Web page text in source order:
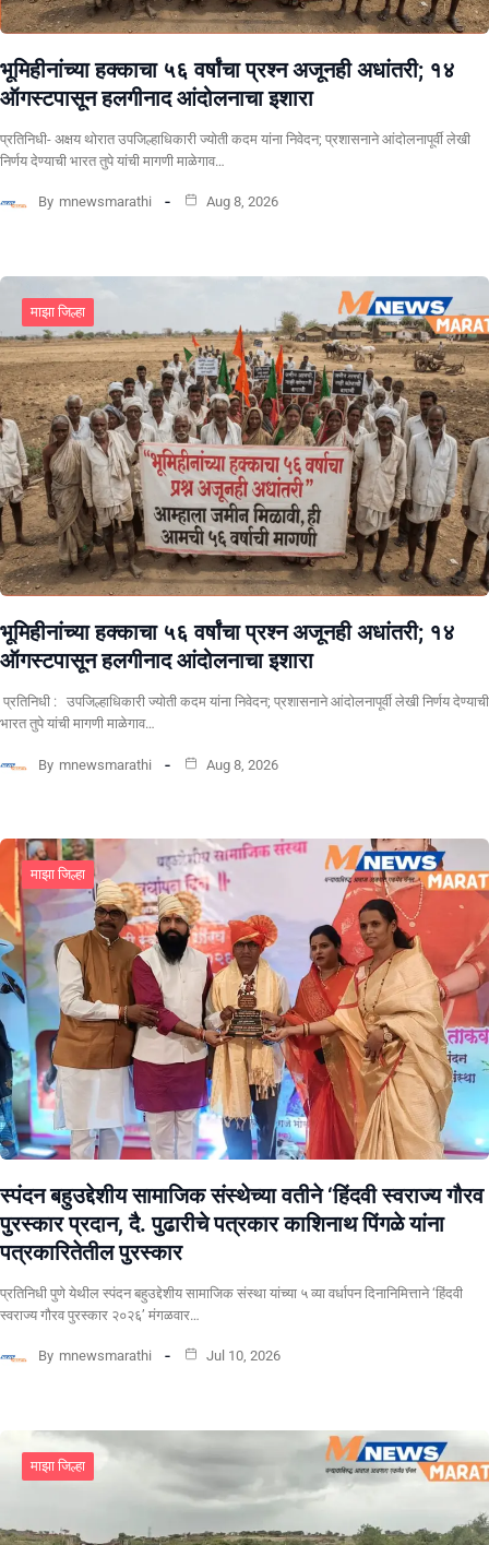
भूमिहीनांच्या हक्काचा ५६ वर्षांचा प्रश्न अजूनही अधांतरी; १४
ऑगस्टपासून हलगीनाद आंदोलनाचा इशारा
प्रतिनिधी- अक्षय थोरात उपजिल्हाधिकारी ज्योती कदम यांना निवेदन; प्रशासनाने आंदोलनापूर्वी लेखी
निर्णय देण्याची भारत तुपे यांची मागणी माळेगाव…
By mnewsmarathi Aug 8, 2026
माझा जिल्हा
भूमिहीनांच्या हक्काचा ५६ वर्षांचा प्रश्न अजूनही अधांतरी; १४
ऑगस्टपासून हलगीनाद आंदोलनाचा इशारा
प्रतिनिधी : उपजिल्हाधिकारी ज्योती कदम यांना निवेदन; प्रशासनाने आंदोलनापूर्वी लेखी निर्णय देण्याची
भारत तुपे यांची मागणी माळेगाव…
By mnewsmarathi Aug 8, 2026
माझा जिल्हा
स्पंदन बहुउद्देशीय सामाजिक संस्थेच्या वतीने ‘हिंदवी स्वराज्य गौरव
पुरस्कार प्रदान, दै. पुढारीचे पत्रकार काशिनाथ पिंगळे यांना
पत्रकारितेतील पुरस्कार
प्रतिनिधी पुणे येथील स्पंदन बहुउद्देशीय सामाजिक संस्था यांच्या ५ व्या वर्धापन दिनानिमित्ताने ‘हिंदवी
स्वराज्य गौरव पुरस्कार २०२६’ मंगळवार…
By mnewsmarathi Jul 10, 2026
माझा जिल्हा